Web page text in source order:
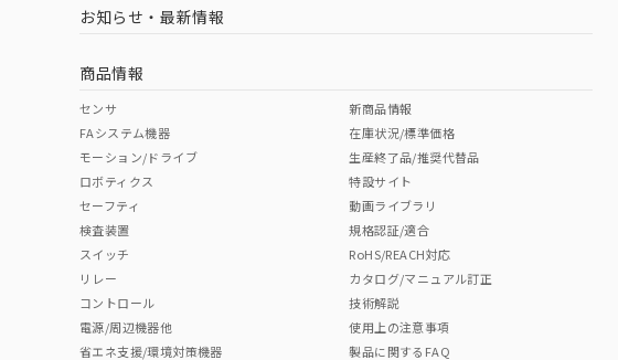
検出物体の大きさ-距離特性
中国 RoHS 注意事項・凡例
中国 RoHS表
Pb Hg Cr(VI)
"対応済み"や非含有の記載がされた商品であっても、流通在庫等で未対応品
非含有品が必要な際は、弊社営業部門もしくは販売店へお問い合わせくださ
（イギリス
（ノルウェー
お知らせ・最新情報
商品情報
センサ
FAシステム機器
モーション/ドライブ
ロボティクス
セーフティ
検査装置
スイッチ
リレー
コントロール
電源/周辺機器他
省エネ支援/環境対策機器
新商品情報
在庫状況/標準価格
生産終了品/推奨代替品
特設サイト
動画ライブラリ
規格認証/適合
RoHS/REACH対応
カタログ/マニュアル訂正
技術解説
使用上の注意事項
製品に関するFAQ